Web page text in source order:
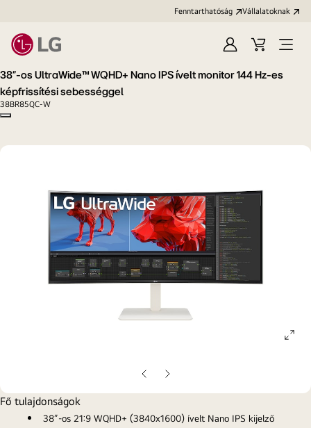
Fenntarthatóság Vállalatoknak
Bejelentkezés
KosárMenü
38”-os UltraWide™ WQHD+ Nano IPS ívelt monitor 144 Hz-es
képfrissítési sebességgel
38BR85QC-W
Copy model name
Előző
oldal
Következő
oldal
Fő tulajdonságok
38”-os 21:9 WQHD+ (3840x1600) ívelt Nano IPS kijelző